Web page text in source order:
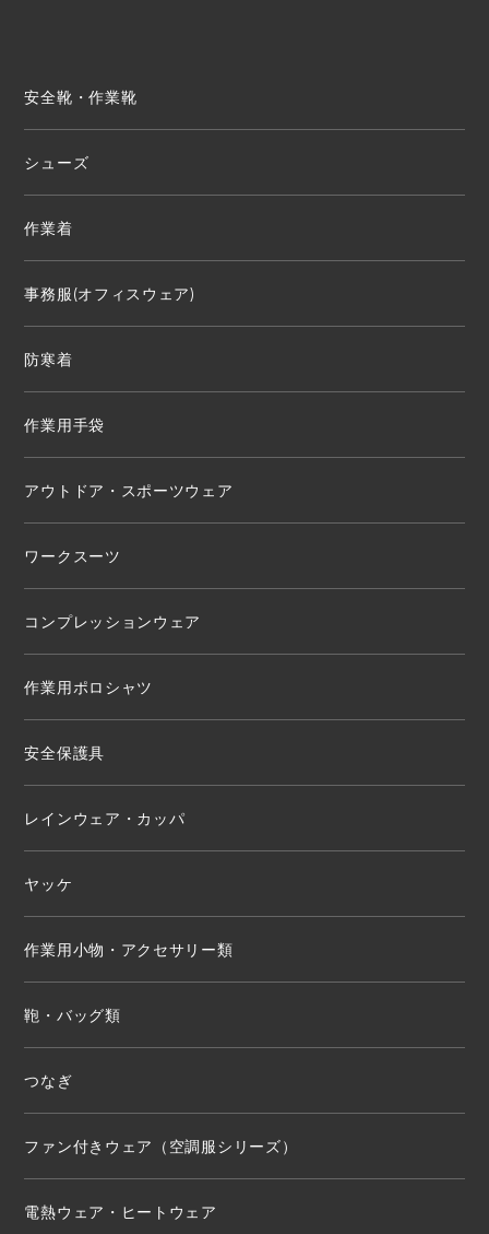
安全靴・作業靴
シューズ
作業着
事務服(オフィスウェア)
防寒着
作業用手袋
アウトドア・スポーツウェア
ワークスーツ
コンプレッションウェア
作業用ポロシャツ
安全保護具
レインウェア・カッパ
ヤッケ
作業用小物・アクセサリー類
鞄・バッグ類
つなぎ
ファン付きウェア（空調服シリーズ）
電熱ウェア・ヒートウェア